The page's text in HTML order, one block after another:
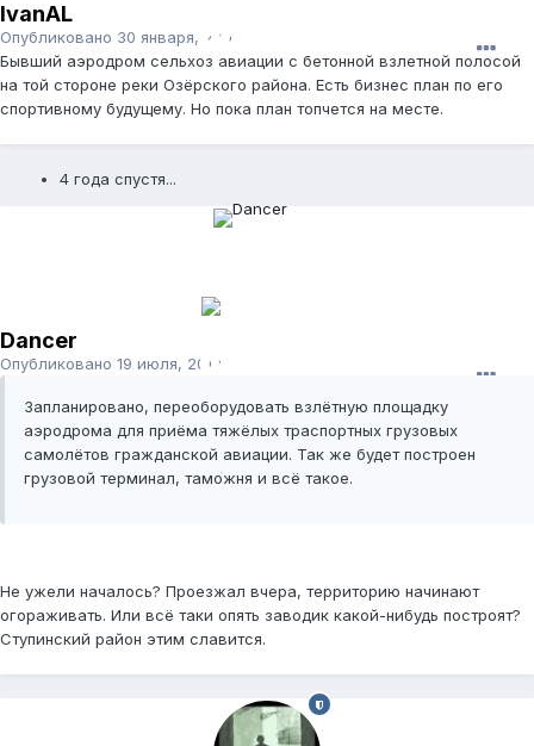
IvanAL
Опубликовано 30 января, 2008
Бывший аэродром сельхоз авиации с бетонной взлетной полосой
на той стороне реки Озёрского района. Есть бизнес план по его
спортивному будущему. Но пока план топчется на месте.
4 года спустя...
Dancer
Опубликовано 19 июля, 2012
Запланировано, переоборудовать взлётную площадку
аэродрома для приёма тяжёлых траспортных грузовых
самолётов гражданской авиации. Так же будет построен
грузовой терминал, таможня и всё такое.
Не ужели началось? Проезжал вчера, территорию начинают
огораживать. Или всё таки опять заводик какой-нибудь построят?
Ступинский район этим славится.